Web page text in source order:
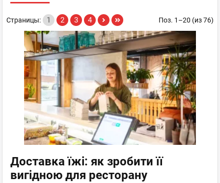
Поз. 1–20 (из 76)
Страницы: 1 2 3 4
Доставка їжі: як зробити її
вигідною для ресторану